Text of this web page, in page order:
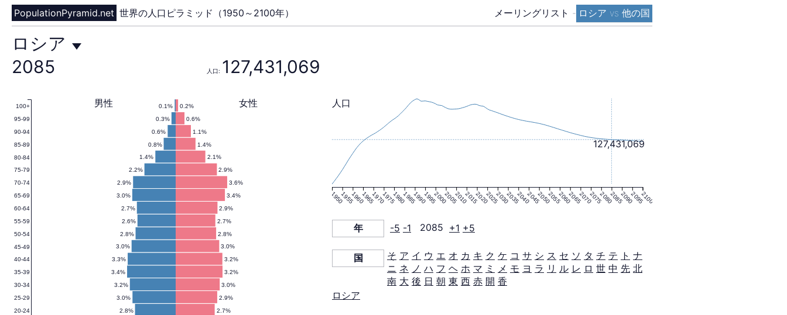
メーリングリスト - ロシア vs 他の国
PopulationPyramid.net 世界の人口ピラミッド（1950～2100年）
ロ
シ
ア
の
人
口
ロシア
2085
人口: 127,431,069
2.7%
2.8%
2.9%
3.0%
3.0%
3.2%
3.2%
3.4%
3.2%
3.3%
3.0%
3.0%
2.8%
2.8%
2.7%
2.6%
2.9%
2.7%
3.4%
3.0%
3.6%
2.9%
2.9%
2.2%
2.1%
1.4%
1.4%
0.8%
1.1%
0.6%
0.6%
0.3%
0.2%
0.1% 女性
男性
20-24
25-29
30-34
35-39
40-44
45-49
50-54
55-59
60-64
65-69
70-74
75-79
80-84
85-89
90-94
95-99
100+
1950195519601965197019751980198519901995200020052010201520202025203020352040204520502055206020652070207520802085209020952100
127,431,069
人口
年 -5 -1 2085 +1 +5
国 そ ア イ ウ エ オ カ キ ク ケ コ サ シ ス セ ソ タ チ テ ト ナ
ニ ネ ノ ハ フ ヘ ホ マ ミ メ モ ヨ ラ リ ル レ ロ 世 中 先 北
南 大 後 日 朝 東 西 赤 開 香
ロシア